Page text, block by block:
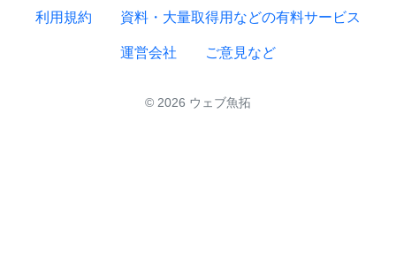
利用規約 資料・大量取得用などの有料サービス
運営会社 ご意見など
© 2026 ウェブ魚拓